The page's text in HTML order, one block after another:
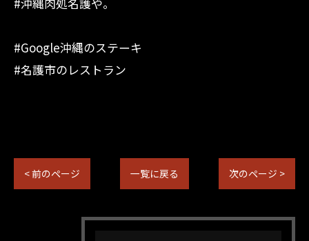
#Google沖縄のステーキ
#名護市のレストラン
< 前のページ 一覧に戻る 次のページ >